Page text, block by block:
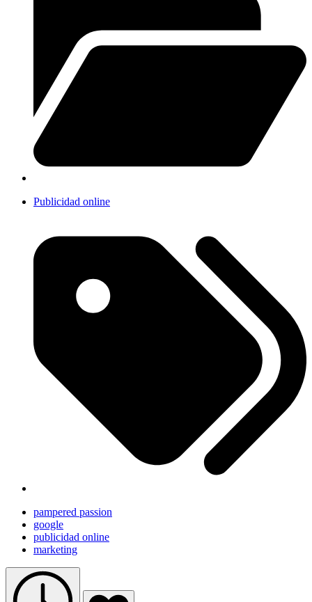
Publicidad online
pampered passion
google
publicidad online
marketing